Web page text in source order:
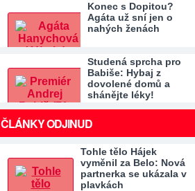
Konec s Dopitou?
Agáta už sní jen o
nahých ženách
Studená sprcha pro
Babiše: Hybaj z
dovolené domů a
shánějte léky!
ČLÁNKY ODJINUD
Tohle tělo Hájek
vyměnil za Belo: Nová
partnerka se ukázala v
plavkách